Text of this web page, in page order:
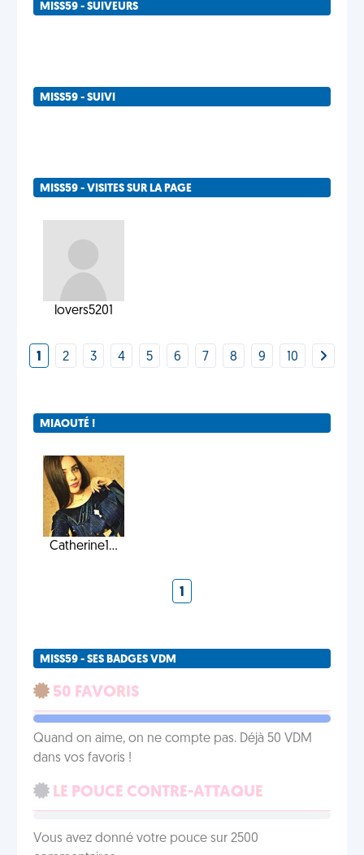
MISS59 - SUIVEURS
MISS59 - SUIVI
MISS59 - VISITES SUR LA PAGE
lovers5201
1 2 3 4 5 6 7 8 9 10
MIAOUTÉ !
Catherine1...
1
MISS59 - SES BADGES VDM
50 FAVORIS
Quand on aime, on ne compte pas. Déjà 50 VDM
dans vos favoris !
LE POUCE CONTRE-ATTAQUE
Vous avez donné votre pouce sur 2500